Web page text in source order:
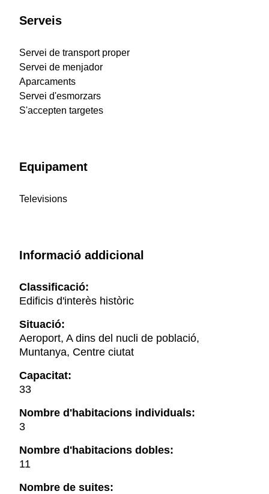
Serveis
Servei de transport proper
Servei de menjador
Aparcaments
Servei d'esmorzars
S'accepten targetes
Equipament
Televisions
Informació addicional
Classificació:
Edificis d'interès històric
Situació:
Aeroport, A dins del nucli de població,
Muntanya, Centre ciutat
Capacitat:
33
Nombre d'habitacions individuals:
3
Nombre d'habitacions dobles:
11
Nombre de suites: